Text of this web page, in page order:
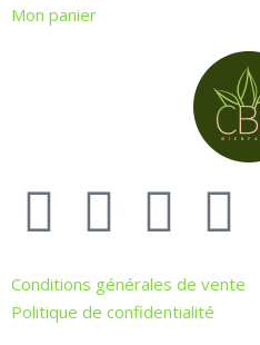
Mon panier
Conditions générales de vente
Politique de confidentialité